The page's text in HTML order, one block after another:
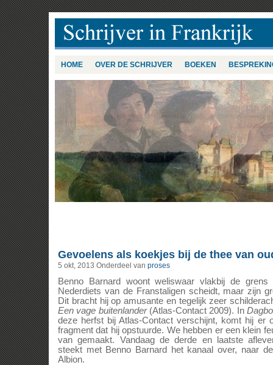
HOME OVER DE SCHRIJVER BOEKEN
Gevoelens als koekjes bij de thee van
5 okt, 2013 Onderdeel van proses
Benno Barnard woont weliswaar vlakbij de
Nederdiets van de Franstaligen scheidt, maar zijn
Dit bracht hij op amusante en tegelijk zeer
Een vage buitenlander(Atlas-Contact 2009). In
deze herfst bij Atlas-Contact verschijnt, komt hij er
fragment dat hij opstuurde. We hebben er een klein
van gemaakt. Vandaag de derde en laatste
steekt met Benno Barnard het kanaal over, naar
Albion.